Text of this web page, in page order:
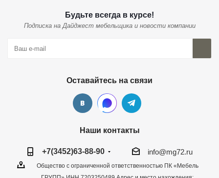
Будьте всегда в курсе!
Подписка на Дайджест мебельщика и новости компании
Оставайтесь на связи
Наши контакты
+7(3452)63-88-90 info@mg72.ru
Общество с ограниченной ответственностью ПК «Мебель